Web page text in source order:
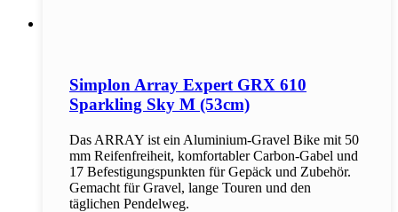
Simplon Array Expert GRX 610
Sparkling Sky M (53cm)
Das ARRAY ist ein Aluminium-Gravel Bike mit 50
mm Reifenfreiheit, komfortabler Carbon-Gabel und
17 Befestigungspunkten für Gepäck und Zubehör.
Gemacht für Gravel, lange Touren und den
täglichen Pendelweg.